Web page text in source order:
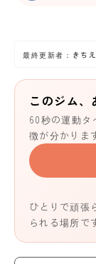
最終更新者：きちえ
このジム、
60秒の運動タ
徴が分かりま
ひとりで頑張
られる場所で